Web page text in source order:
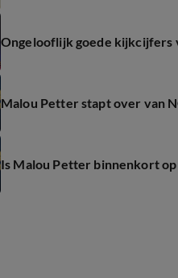
Ongelooflijk goede kijkcijfers
Malou Petter stapt over van
Is Malou Petter binnenkort